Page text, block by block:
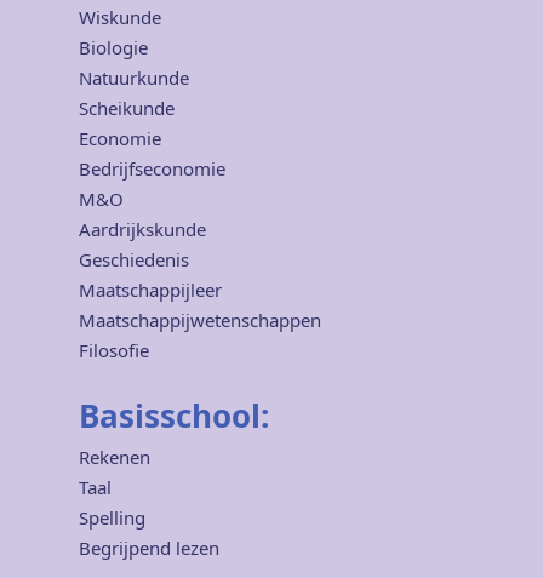
Wiskunde
Biologie
Natuurkunde
Scheikunde
Economie
Bedrijfseconomie
M&O
Aardrijkskunde
Geschiedenis
Maatschappijleer
Maatschappijwetenschappen
Filosofie
Basisschool:
Rekenen
Taal
Spelling
Begrijpend lezen